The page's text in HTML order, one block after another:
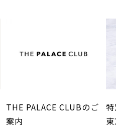
THE PALACE CLUBのご
案内